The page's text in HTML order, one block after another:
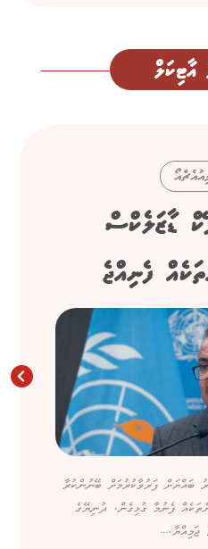
އާޓިކަލް
ޑާޒަލެކްސް
ފެނިއްޖެ
ބައްޔަށް ފަރުވާކުރުމަށް ބޭނުންކުރާ
ފެނުމާ ގުޅިގެން، ދުނިޔޭގެ